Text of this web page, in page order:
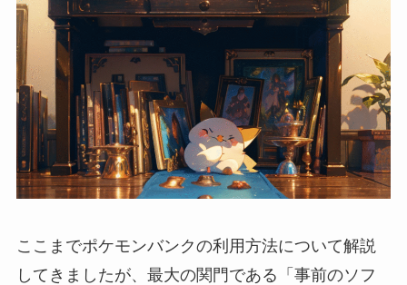
ここまでポケモンバンクの利用方法について解説
してきましたが、最大の関門である「事前のソフ